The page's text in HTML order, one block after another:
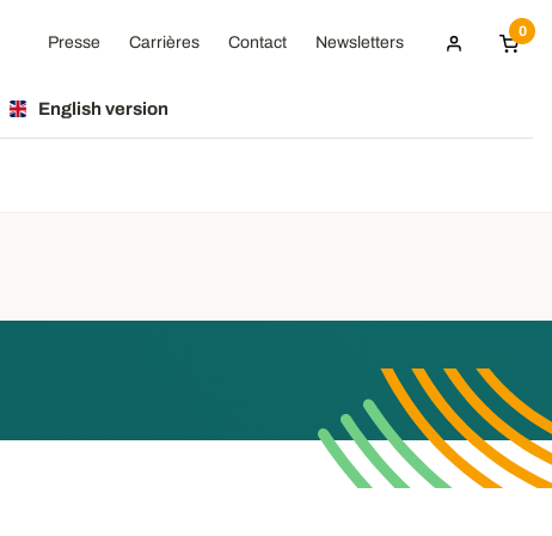
Presse Carrières Contact Newsletters
0
English version